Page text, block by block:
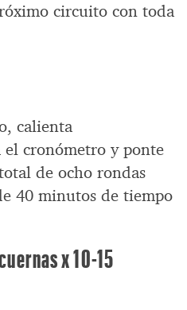
circuito con toda
calienta
cronómetro y ponte
de ocho rondas
40 minutos de tiempo
x 10-15